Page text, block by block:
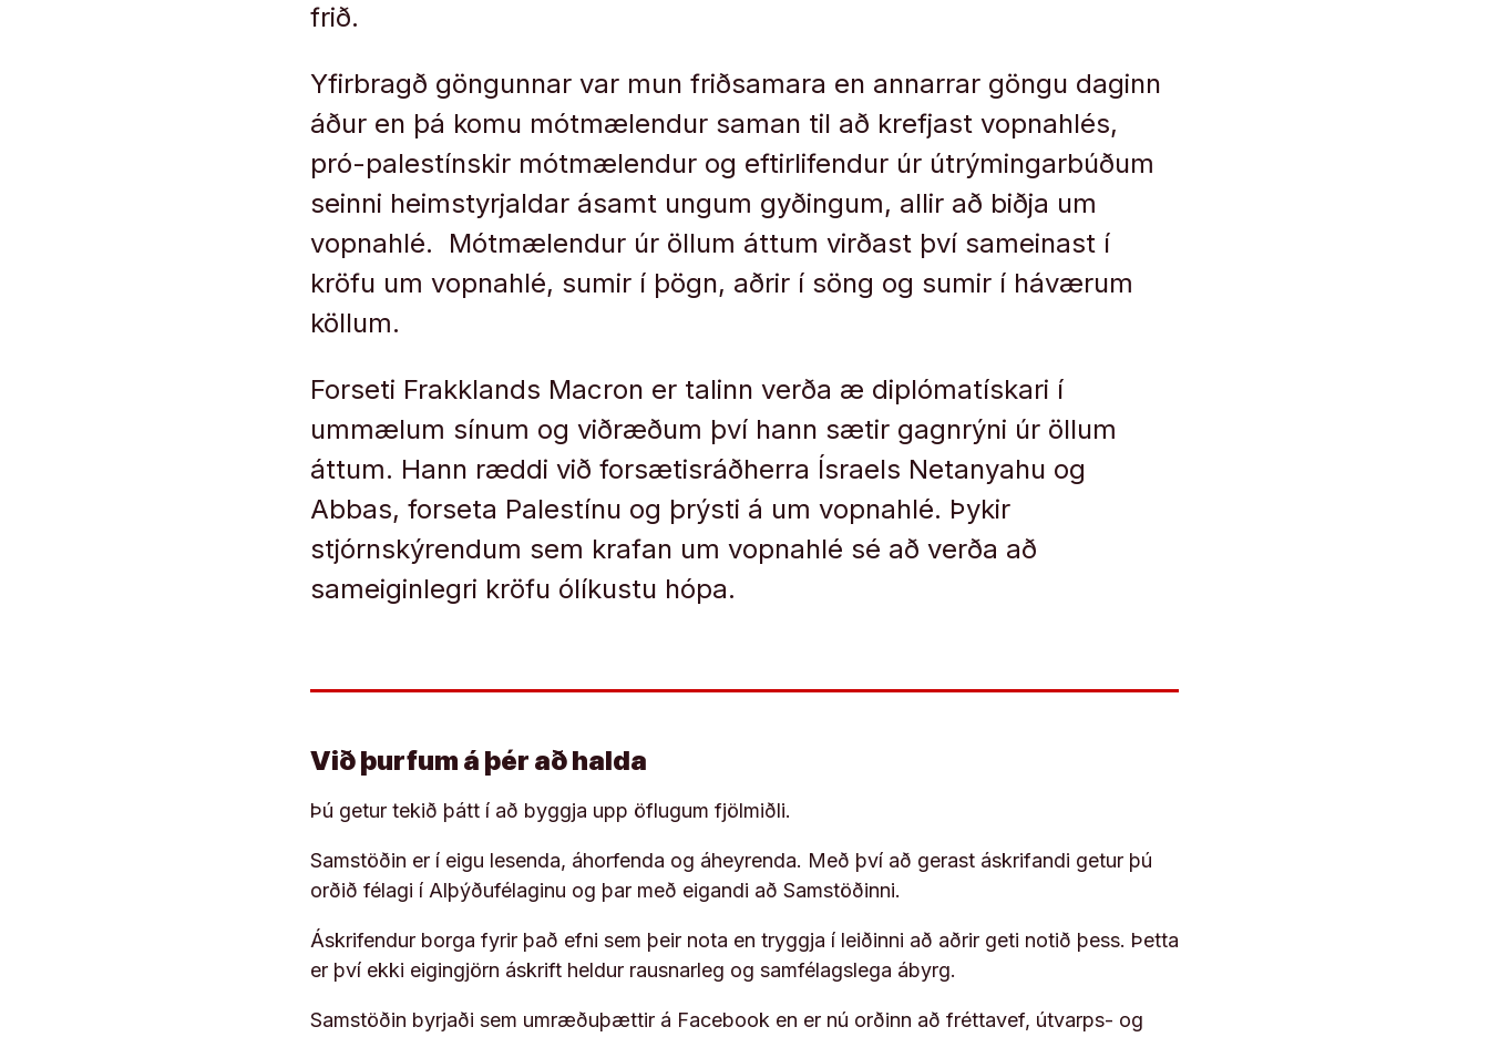
frið.
Yfirbragð göngunnar var mun friðsamara en annarrar göngu daginn
áður en þá komu mótmælendur saman til að krefjast vopnahlés,
pró-palestínskir mótmælendur og eftirlifendur úr útrýmingarbúðum
seinni heimstyrjaldar ásamt ungum gyðingum, allir að biðja um
vopnahlé. Mótmælendur úr öllum áttum virðast því sameinast í
kröfu um vopnahlé, sumir í þögn, aðrir í söng og sumir í háværum
köllum.
Forseti Frakklands Macron er talinn verða æ diplómatískari í
ummælum sínum og viðræðum því hann sætir gagnrýni úr öllum
áttum. Hann ræddi við forsætisráðherra Ísraels Netanyahu og
Abbas, forseta Palestínu og þrýsti á um vopnahlé. Þykir
stjórnskýrendum sem krafan um vopnahlé sé að verða að
sameiginlegri kröfu ólíkustu hópa.
Við þurfum á þér að halda
Þú getur tekið þátt í að byggja upp öflugum fjölmiðli.
Samstöðin er í eigu lesenda, áhorfenda og áheyrenda. Með því að gerast áskrifandi getur þú
orðið félagi í Alþýðufélaginu og þar með eigandi að Samstöðinni.
Áskrifendur borga fyrir það efni sem þeir nota en tryggja í leiðinni að aðrir geti notið þess. Þetta
er því ekki eigingjörn áskrift heldur rausnarleg og samfélagslega ábyrg.
Samstöðin byrjaði sem umræðuþættir á Facebook en er nú orðinn að fréttavef, útvarps- og